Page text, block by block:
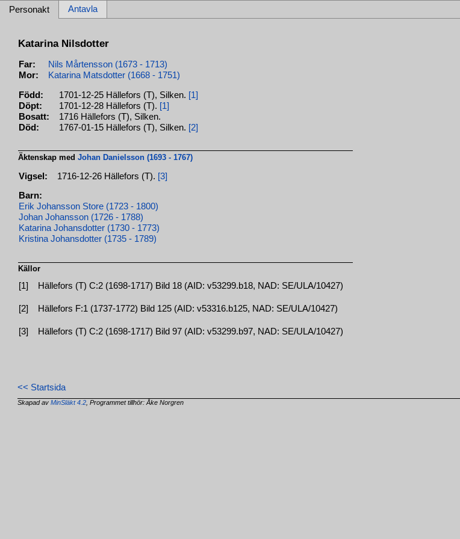
Personakt Antavla
Katarina Nilsdotter
Far:
Nils Mårtensson (1673 - 1713)
Mor:
Katarina Matsdotter (1668 - 1751)
Född: 1701-12-25 Hällefors (T), Silken. [1]
Döpt:
1701-12-28 Hällefors (T). [1]
Bosatt:
1716 Hällefors (T), Silken.
Död:
1767-01-15 Hällefors (T), Silken. [2]
Äktenskap medJohan Danielsson (1693 - 1767)
Vigsel: 1716-12-26 Hällefors (T). [3]
Barn:
Erik Johansson Store (1723 - 1800)
Johan Johansson (1726 - 1788)
Katarina Johansdotter (1730 - 1773)
Kristina Johansdotter (1735 - 1789)
Källor
[1] Hällefors (T) C:2 (1698-1717) Bild 18 (AID: v53299.b18, NAD: SE/ULA/10427)
[2] Hällefors F:1 (1737-1772) Bild 125 (AID: v53316.b125, NAD: SE/ULA/10427)
[3] Hällefors (T) C:2 (1698-1717) Bild 97 (AID: v53299.b97, NAD: SE/ULA/10427)
<< Startsida
Skapad avMinSläkt 4.2 , Programmet tillhör: Åke Norgren